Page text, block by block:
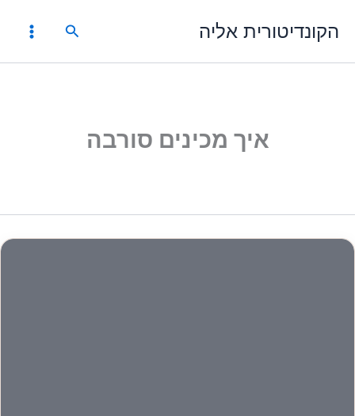
לתוכןהקונדיטורית אליה חיפוש
איך מכינים סורבה